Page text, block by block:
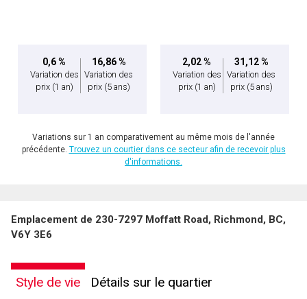
0,6 %
Variation des
prix (1 an)
16,86 %
Variation des
prix (5 ans)
2,02 %
Variation des
prix (1 an)
31,12 %
Variation des
prix (5 ans)
Variations sur 1 an comparativement au même mois de l'année
précédente. Trouvez un courtier dans ce secteur afin de recevoir plus
d'informations.
Emplacement de 230-7297 Moffatt Road, Richmond, BC,
V6Y 3E6
Style de vie Détails sur le quartier